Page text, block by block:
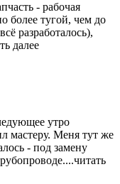
- рабочая
более тугой, чем до
разработалось),
далее
утро
мастеру. Меня тут же
- под замену